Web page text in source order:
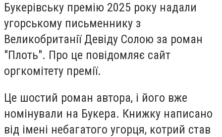
Букерівську премію 2025 року надали
угорському письменнику з
Великобританії Девіду Солою за роман
"Плоть". Про це повідомляє сайт
оргкомітету премії.
Це шостий роман автора, і його вже
номінували на Букера. Книжку написано
від імені небагатого угорця, котрий став